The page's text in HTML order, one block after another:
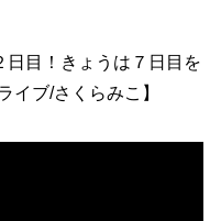
日目！きょうは７日目を
イブ/さくらみこ】